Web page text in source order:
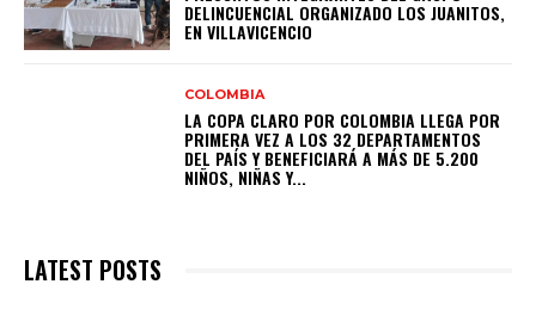
DELINCUENCIAL ORGANIZADO LOS JUANITOS,
EN VILLAVICENCIO
COLOMBIA
LA COPA CLARO POR COLOMBIA LLEGA POR
PRIMERA VEZ A LOS 32 DEPARTAMENTOS
DEL PAÍS Y BENEFICIARÁ A MÁS DE 5.200
NIÑOS, NIÑAS Y...
LATEST POSTS